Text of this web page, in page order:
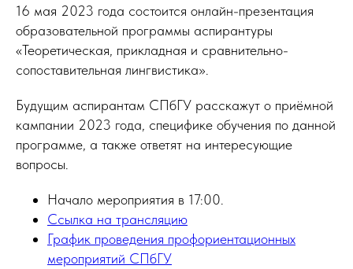
16 мая 2023 года состоится онлайн-презентация
образовательной программы аспирантуры
«Теоретическая, прикладная и сравнительно-
сопоставительная лингвистика».
Будущим аспирантам СПбГУ расскажут о приёмной
кампании 2023 года, специфике обучения по данной
программе, а также ответят на интересующие
вопросы.
Начало мероприятия в 17:00.
Ссылка на трансляцию
График проведения профориентационных
мероприятий СПбГУ